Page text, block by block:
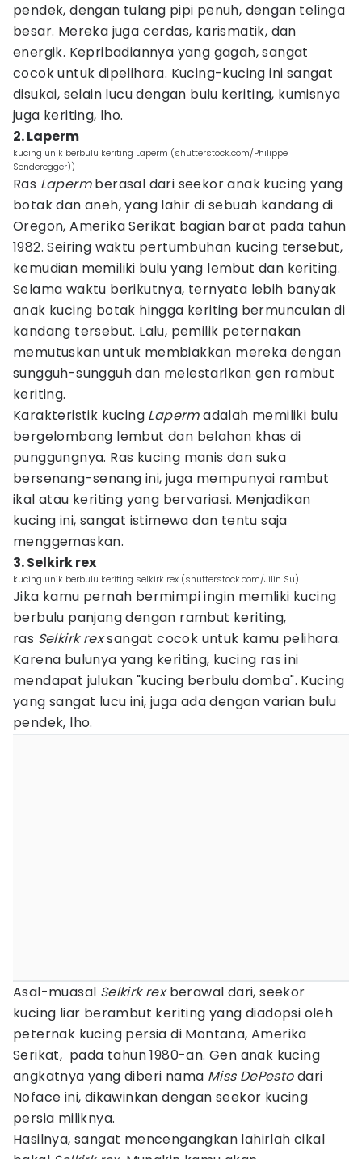
pendek, dengan tulang pipi penuh, dengan telinga
besar. Mereka juga cerdas, karismatik, dan
energik. Kepribadiannya yang gagah, sangat
cocok untuk dipelihara. Kucing-kucing ini sangat
disukai, selain lucu dengan bulu keriting, kumisnya
juga keriting, lho.
2. Laperm
kucing unik berbulu keriting Laperm (shutterstock.com/Philippe
Sonderegger))
Ras Lapermberasal dari seekor anak kucing yang
botak dan aneh, yang lahir di sebuah kandang di
Oregon, Amerika Serikat bagian barat pada tahun
1982. Seiring waktu pertumbuhan kucing tersebut,
kemudian memiliki bulu yang lembut dan keriting.
Selama waktu berikutnya, ternyata lebih banyak
anak kucing botak hingga keriting bermunculan di
kandang tersebut. Lalu, pemilik peternakan
memutuskan untuk membiakkan mereka dengan
sungguh-sungguh dan melestarikan gen rambut
keriting.
Karakteristik kucing Lapermadalah memiliki bulu
bergelombang lembut dan belahan khas di
punggungnya. Ras kucing manis dan suka
bersenang-senang ini, juga mempunyai rambut
ikal atau keriting yang bervariasi. Menjadikan
kucing ini, sangat istimewa dan tentu saja
menggemaskan.
3. Selkirk rex
kucing unik berbulu keriting selkirk rex (shutterstock.com/Jilin Su)
Jika kamu pernah bermimpi ingin memliki kucing
berbulu panjang dengan rambut keriting,
ras Selkirk rexsangat cocok untuk kamu pelihara.
Karena bulunya yang keriting, kucing ras ini
mendapat julukan "kucing berbulu domba". Kucing
yang sangat lucu ini, juga ada dengan varian bulu
pendek, lho.
Asal-muasal Selkirk rexberawal dari, seekor
kucing liar berambut keriting yang diadopsi oleh
peternak kucing persia di Montana, Amerika
Serikat, pada tahun 1980-an. Gen anak kucing
angkatnya yang diberi nama Miss DePestodari
Noface ini, dikawinkan dengan seekor kucing
persia miliknya.
Hasilnya, sangat mencengangkan lahirlah cikal